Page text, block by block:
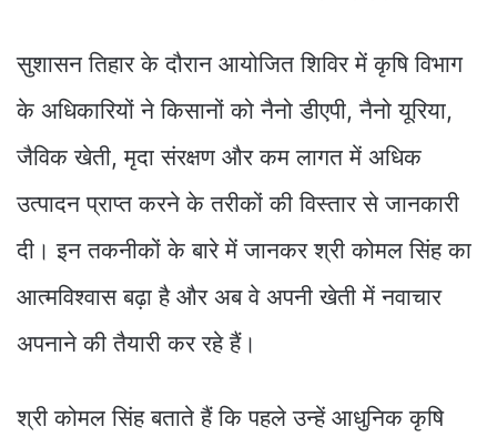
सुशासन तिहार के दौरान आयोजित शिविर में कृषि विभाग
के अधिकारियों ने किसानों को नैनो डीएपी, नैनो यूरिया,
जैविक खेती, मृदा संरक्षण और कम लागत में अधिक
उत्पादन प्राप्त करने के तरीकों की विस्तार से जानकारी
दी। इन तकनीकों के बारे में जानकर श्री कोमल सिंह का
आत्मविश्वास बढ़ा है और अब वे अपनी खेती में नवाचार
अपनाने की तैयारी कर रहे हैं।
श्री कोमल सिंह बताते हैं कि पहले उन्हें आधुनिक कृषि